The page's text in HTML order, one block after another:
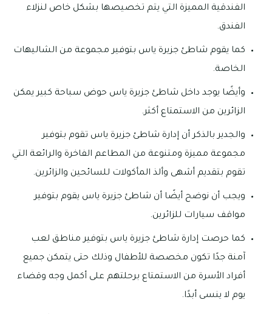
الفندقية المميزة التي يتم تخصيصها بشكل خاص لنزلاء
الفندق.
كما يقوم شاطئ جزيرة ياس بتوفير مجموعة من الشاليهات
الخاصة.
وأيضًا يوجد داخل شاطئ جزيرة ياس حوض سباحة كبير يمكن
الزائرين من الاستمتاع أكثر.
والجدير بالذكر أن إدارة شاطئ جزيرة ياس تقوم بتوفير
مجموعة مميزة ومتنوعة من المطاعم الفاخرة والرائعة التي
تقوم بتقديم أشهى وألذ المأكولات للسائحين والزائرين.
ويجب أن نوضح أيضًا أن شاطئ جزيرة ياس يقوم بتوفير
مواقف سيارات للزائرين.
كما حرصت إدارة شاطئ جزيرة ياس بتوفير مناطق لعب
آمنة جدًا تكون مخصصة للأطفال وذلك حتى يتمكن جميع
أفراد الأسرة من الاستمتاع برحلتهم على أكمل وجه وقضاء
يوم لا ينسى أبدًا.